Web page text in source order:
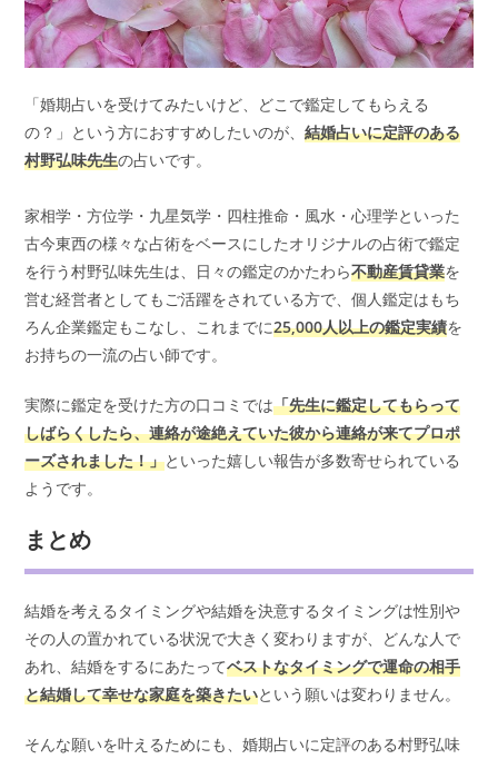
「婚期占いを受けてみたいけど、どこで鑑定してもらえる
の？」という方におすすめしたいのが、結婚占いに定評のある
村野弘味先生の占いです。
家相学・方位学・九星気学・四柱推命・風水・心理学といった
古今東西の様々な占術をベースにしたオリジナルの占術で鑑定
を行う村野弘味先生は、日々の鑑定のかたわら不動産賃貸業を
営む経営者としてもご活躍をされている方で、個人鑑定はもち
ろん企業鑑定もこなし、これまでに25,000人以上の鑑定実績を
お持ちの一流の占い師です。
実際に鑑定を受けた方の口コミでは「先生に鑑定してもらって
しばらくしたら、連絡が途絶えていた彼から連絡が来てプロポ
ーズされました！」といった嬉しい報告が多数寄せられている
ようです。
まとめ
結婚を考えるタイミングや結婚を決意するタイミングは性別や
その人の置かれている状況で大きく変わりますが、どんな人で
あれ、結婚をするにあたってベストなタイミングで運命の相手
と結婚して幸せな家庭を築きたいという願いは変わりません。
そんな願いを叶えるためにも、婚期占いに定評のある村野弘味